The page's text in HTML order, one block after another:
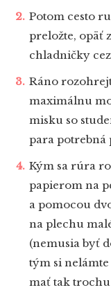
Potom cesto
preložte, opäť
chladničky
Ráno
maximálnu
misku so
para potrebná
Kým sa rúra
papierom na
a pomocou
na plechu
(nemusia byť
tým si
mať tak